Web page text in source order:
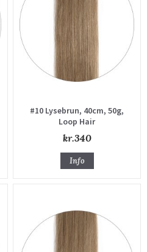
#10 Lysebrun, 40cm, 50g,
Loop Hair
kr.340
Info